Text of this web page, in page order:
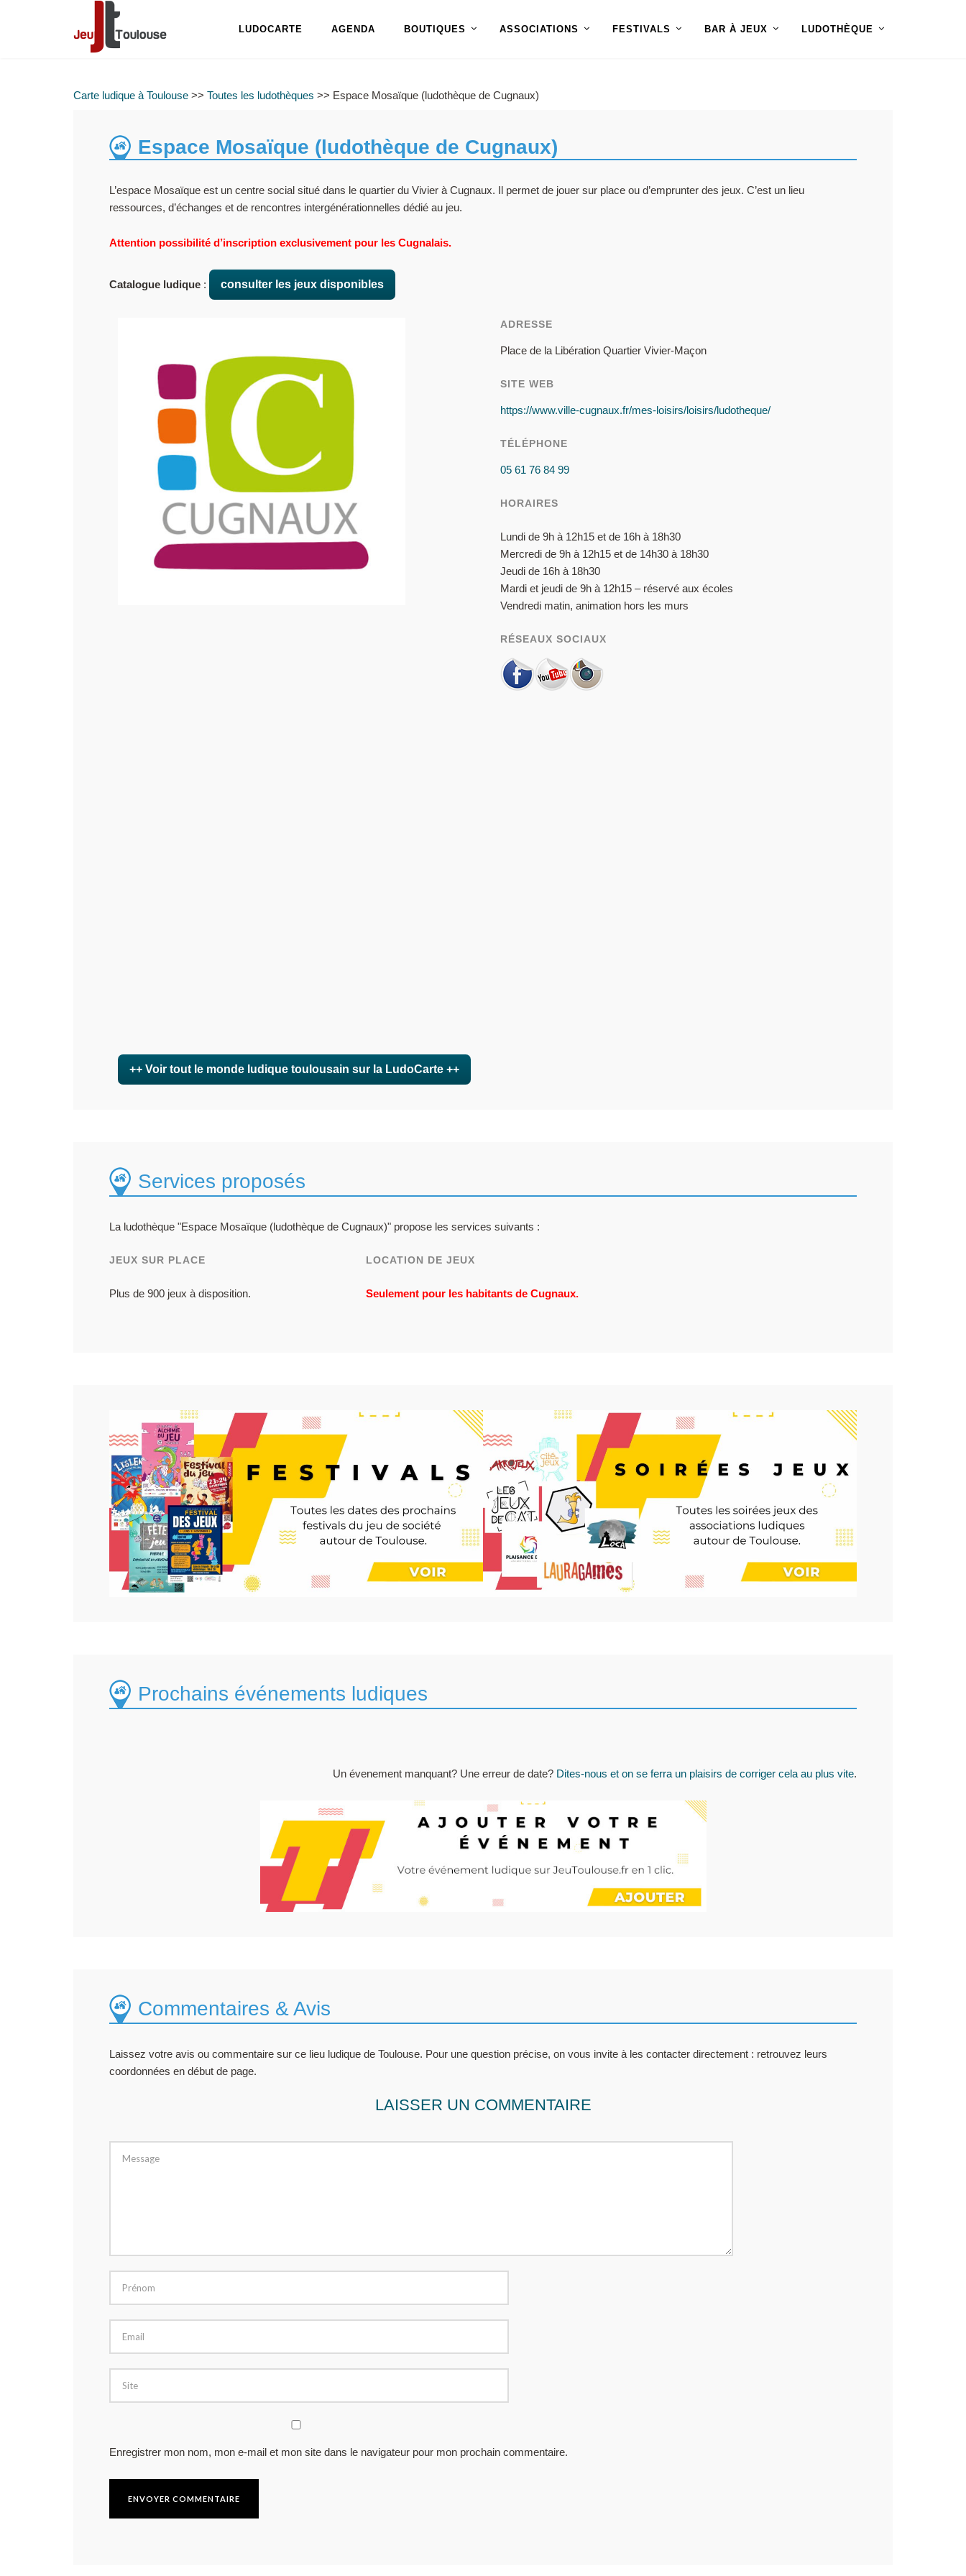
LUDOCARTE AGENDA BOUTIQUES ASSOCIATIONS FESTIVALS BAR À JEUX LUDOTHÈQUE
Carte ludique à Toulouse >> Toutes les ludothèques >> Espace Mosaïque (ludothèque de Cugnaux)
Espace Mosaïque (ludothèque de Cugnaux)
L’espace Mosaïque est un centre social situé dans le quartier du Vivier à Cugnaux. Il permet de jouer sur place ou d’emprunter des jeux. C’est un lieu
ressources, d’échanges et de rencontres intergénérationnelles dédié au jeu.
Attention possibilité d’inscription exclusivement pour les Cugnalais.
Catalogue ludique : consulter les jeux disponibles
ADRESSE
Place de la Libération Quartier Vivier-Maçon
SITE WEB
https://www.ville-cugnaux.fr/mes-loisirs/loisirs/ludotheque/
TÉLÉPHONE
05 61 76 84 99
HORAIRES
Lundi de 9h à 12h15 et de 16h à 18h30
Mercredi de 9h à 12h15 et de 14h30 à 18h30
Jeudi de 16h à 18h30
Mardi et jeudi de 9h à 12h15 – réservé aux écoles
Vendredi matin, animation hors les murs
RÉSEAUX SOCIAUX
++ Voir tout le monde ludique toulousain sur la LudoCarte ++
Services proposés
La ludothèque "Espace Mosaïque (ludothèque de Cugnaux)" propose les services suivants :
JEUX SUR PLACE
Plus de 900 jeux à disposition.
LOCATION DE JEUX
Seulement pour les habitants de Cugnaux.
Prochains événements ludiques
Un évenement manquant? Une erreur de date? Dites-nous et on se ferra un plaisirs de corriger cela au plus vite.
Commentaires & Avis
Laissez votre avis ou commentaire sur ce lieu ludique de Toulouse. Pour une question précise, on vous invite à les contacter directement : retrouvez leurs
coordonnées en début de page.
LAISSER UN COMMENTAIRE
Enregistrer mon nom, mon e-mail et mon site dans le navigateur pour mon prochain commentaire.